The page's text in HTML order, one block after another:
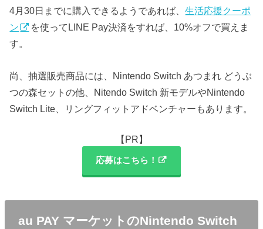
4月30日までに購入できるようであれば、生活応援クーポ
ン
を使ってLINE Pay決済をすれば、10%オフで買えま
す。
尚、抽選販売商品には、Nintendo Switch あつまれ どうぶ
つの森セットの他、Nitendo Switch 新モデルやNintendo
Switch Lite、リングフィットアドベンチャーもあります。
【PR】
応募はこちら！
au PAY マーケットのNintendo Switch